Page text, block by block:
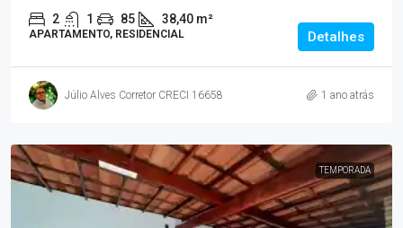
2 1 85 38,40 m²
APARTAMENTO, RESIDENCIAL Detalhes
Júlio Alves Corretor CRECI 16658 1 ano atrás
TEMPORADA